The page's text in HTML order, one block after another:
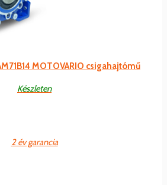
MOTOVARIO csigahajtómű
Készleten
2 év garancia